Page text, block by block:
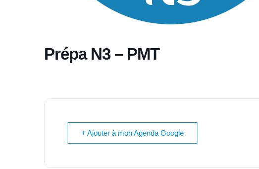
Prépa N3 – PMT
+ Ajouter à mon Agenda Google